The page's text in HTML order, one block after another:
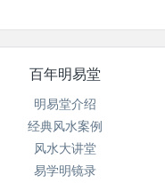
百年明易堂
明易堂介绍
经典风水案例
风水大讲堂
易学明镜录